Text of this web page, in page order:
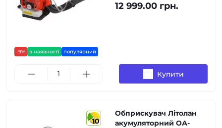
-9% в наявності популярний
12 999.00 грн.
Купити
10
Обприскувач Літолан
акумуляторний ОА-